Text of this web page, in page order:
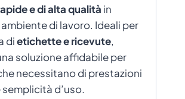
e di alta qualità in
di lavoro. Ideali per
dietichette e ricevute,
soluzione affidabile per
necessitano di prestazioni
d’uso.